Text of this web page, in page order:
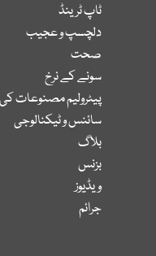
ٹاپ ٹرینڈ
دلچسپ و عجیب
صحت
سونے کے نرخ
پیٹرولیم مصنوعات
سائنس و ٹیکنالوجی
بلاگ
بزنس
ویڈیوز
جرائم